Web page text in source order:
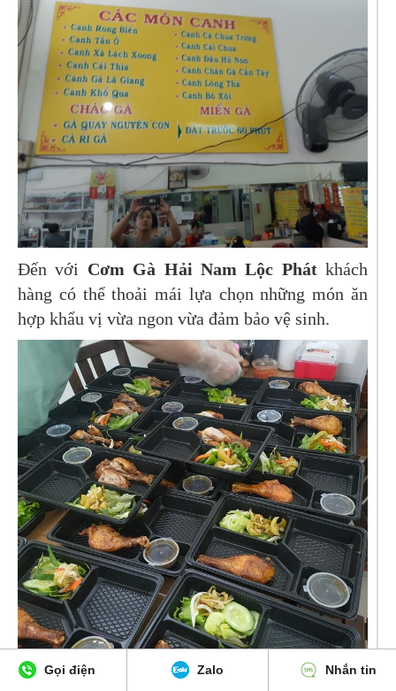
Đến với Cơm Gà Hải Nam Lộc Phát khách
hàng có thể thoải mái lựa chọn những món ăn
hợp khẩu vị vừa ngon vừa đảm bảo vệ sinh.
Gọi điện Zalo Nhắn tin